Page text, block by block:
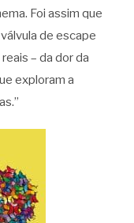
Foi assim que
válvula de escape
– da dor da
exploram a